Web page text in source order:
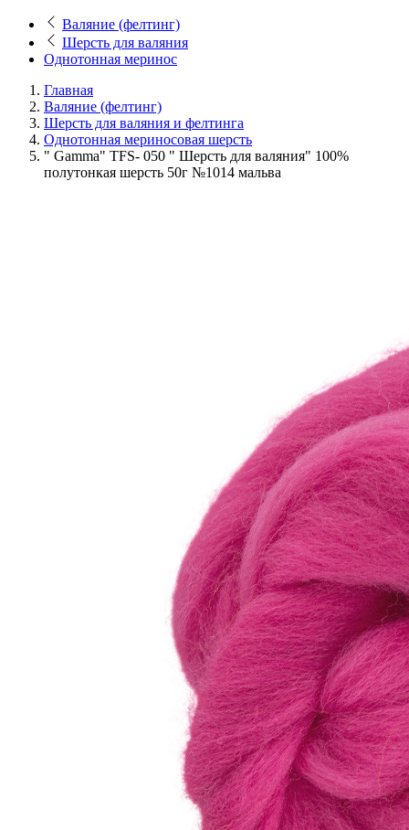
Валяние (фелтинг)
Шерсть для валяния
Однотонная меринос
Главная
Валяние (фелтинг)
Шерсть для валяния и фелтинга
Однотонная мериносовая шерсть
" Gamma" TFS- 050 " Шерсть для валяния" 100%
полутонкая шерсть 50г №1014 мальва